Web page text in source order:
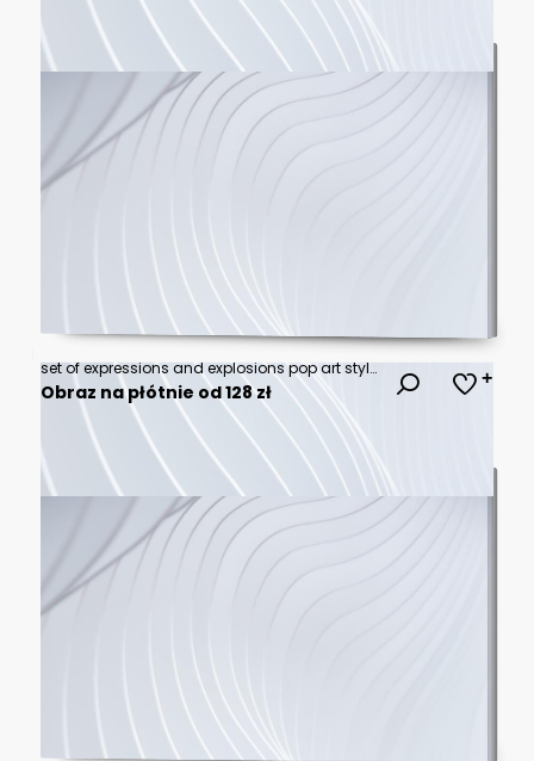
set of expressions and explosions pop art style icon vector illustration design
Obraz na płótnie od 128 zł